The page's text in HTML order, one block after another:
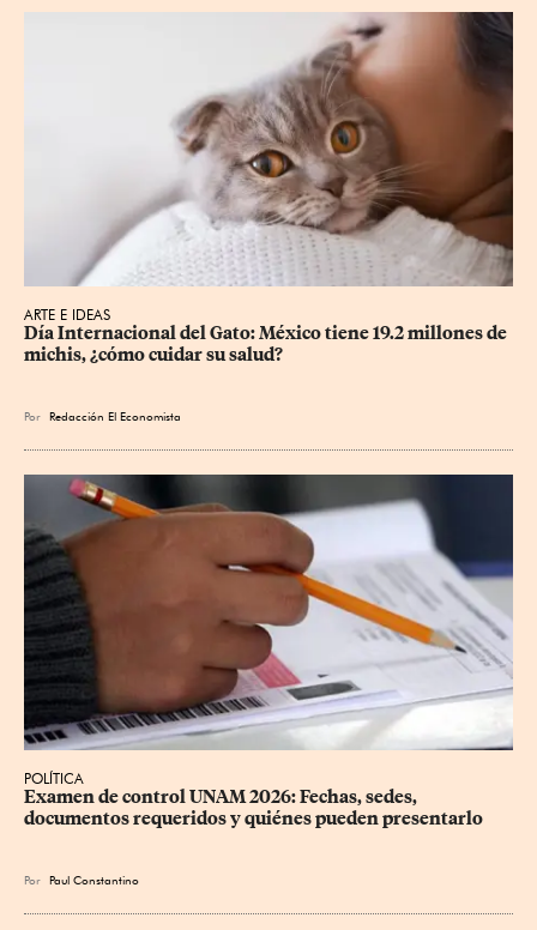
ARTE E IDEAS
Día Internacional del Gato: México tiene 19.2 millones de
michis, ¿cómo cuidar su salud?
Por Redacción El Economista
POLÍTICA
Examen de control UNAM 2026: Fechas, sedes,
documentos requeridos y quiénes pueden presentarlo
Por Paul Constantino